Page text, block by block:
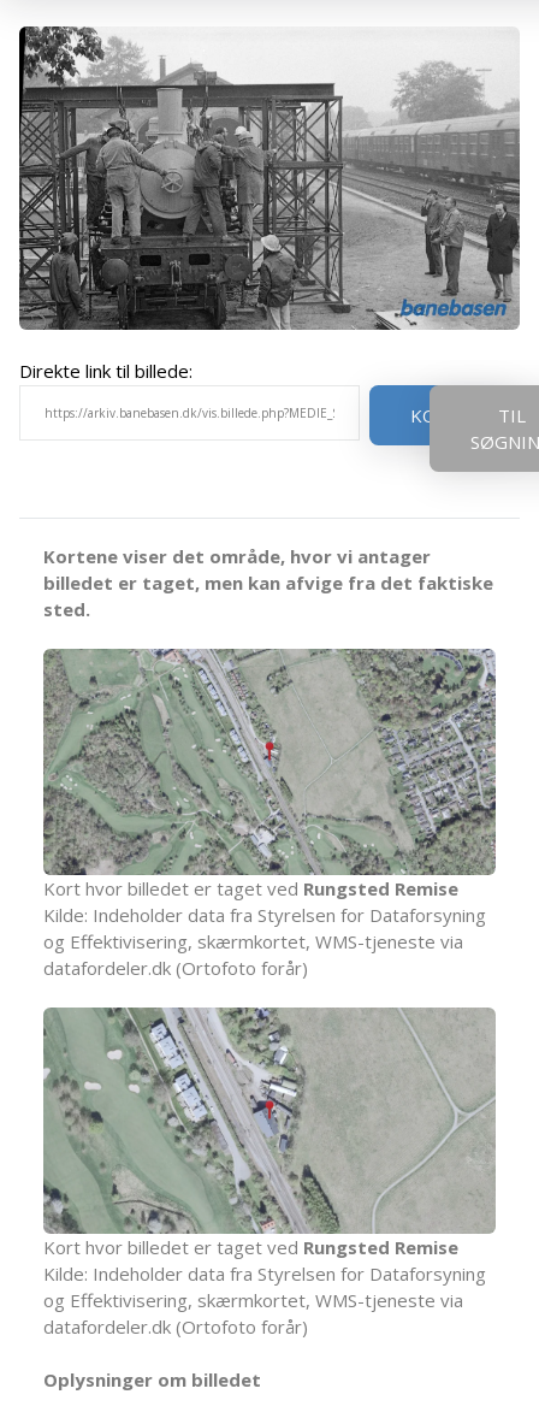
Direkte link til billede:
KOPIER
TIL
Kortene viser det område, hvor vi antager
billedet er taget, men kan afvige fra det faktiske
sted.
Kort hvor billedet er taget ved Rungsted Remise
Kilde: Indeholder data fra Styrelsen for Dataforsyning
og Effektivisering, skærmkortet, WMS-tjeneste via
datafordeler.dk (Ortofoto forår)
Kort hvor billedet er taget ved Rungsted Remise
Kilde: Indeholder data fra Styrelsen for Dataforsyning
og Effektivisering, skærmkortet, WMS-tjeneste via
datafordeler.dk (Ortofoto forår)
Oplysninger om billedet